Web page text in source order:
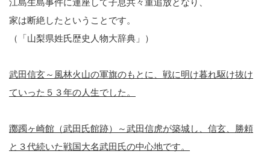
家は断絶したということです。
（「山梨県姓氏歴史人物大辞典」）
武田信玄～風林火山の軍旗のもとに、戦に明け暮れ駆け抜け
ていった５３年の人生でした。
躑躅ヶ崎館（武田氏館跡）～武田信虎が築城し、信玄、勝頼
と３代続いた戦国大名武田氏の中心地です。